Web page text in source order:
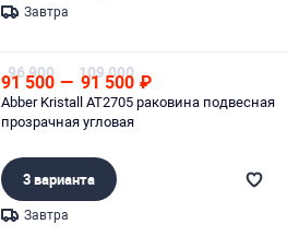
Завтра
96 900
91 500 — 109 000
91 500 ₽
Abber Kristall AT2705 раковина подвесная
прозрачная угловая
3 варианта
Завтра